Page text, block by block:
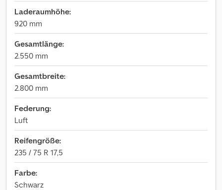
Laderaumhöhe:
920 mm
Gesamtlänge:
2.550 mm
Gesamtbreite:
2.800 mm
Federung:
Luft
Reifengröße:
235 / 75 R 17,5
Farbe:
Schwarz